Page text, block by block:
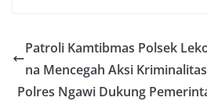
Patroli Kamtibmas Polsek
na Mencegah Aksi Kriminalitas
Polres Ngawi Dukung